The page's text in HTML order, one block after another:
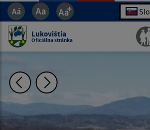
Lukovištia
Oficiálna stránka